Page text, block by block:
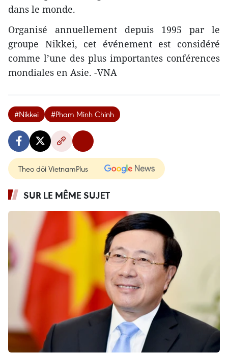
dans le monde.
Organisé annuellement depuis 1995 par le
groupe Nikkei, cet événement est considéré
comme l’une des plus importantes conférences
mondiales en Asie. -VNA
#Nikkei #Pham Minh Chinh
Theo dõi VietnamPlus
SUR LE MÊME SUJET